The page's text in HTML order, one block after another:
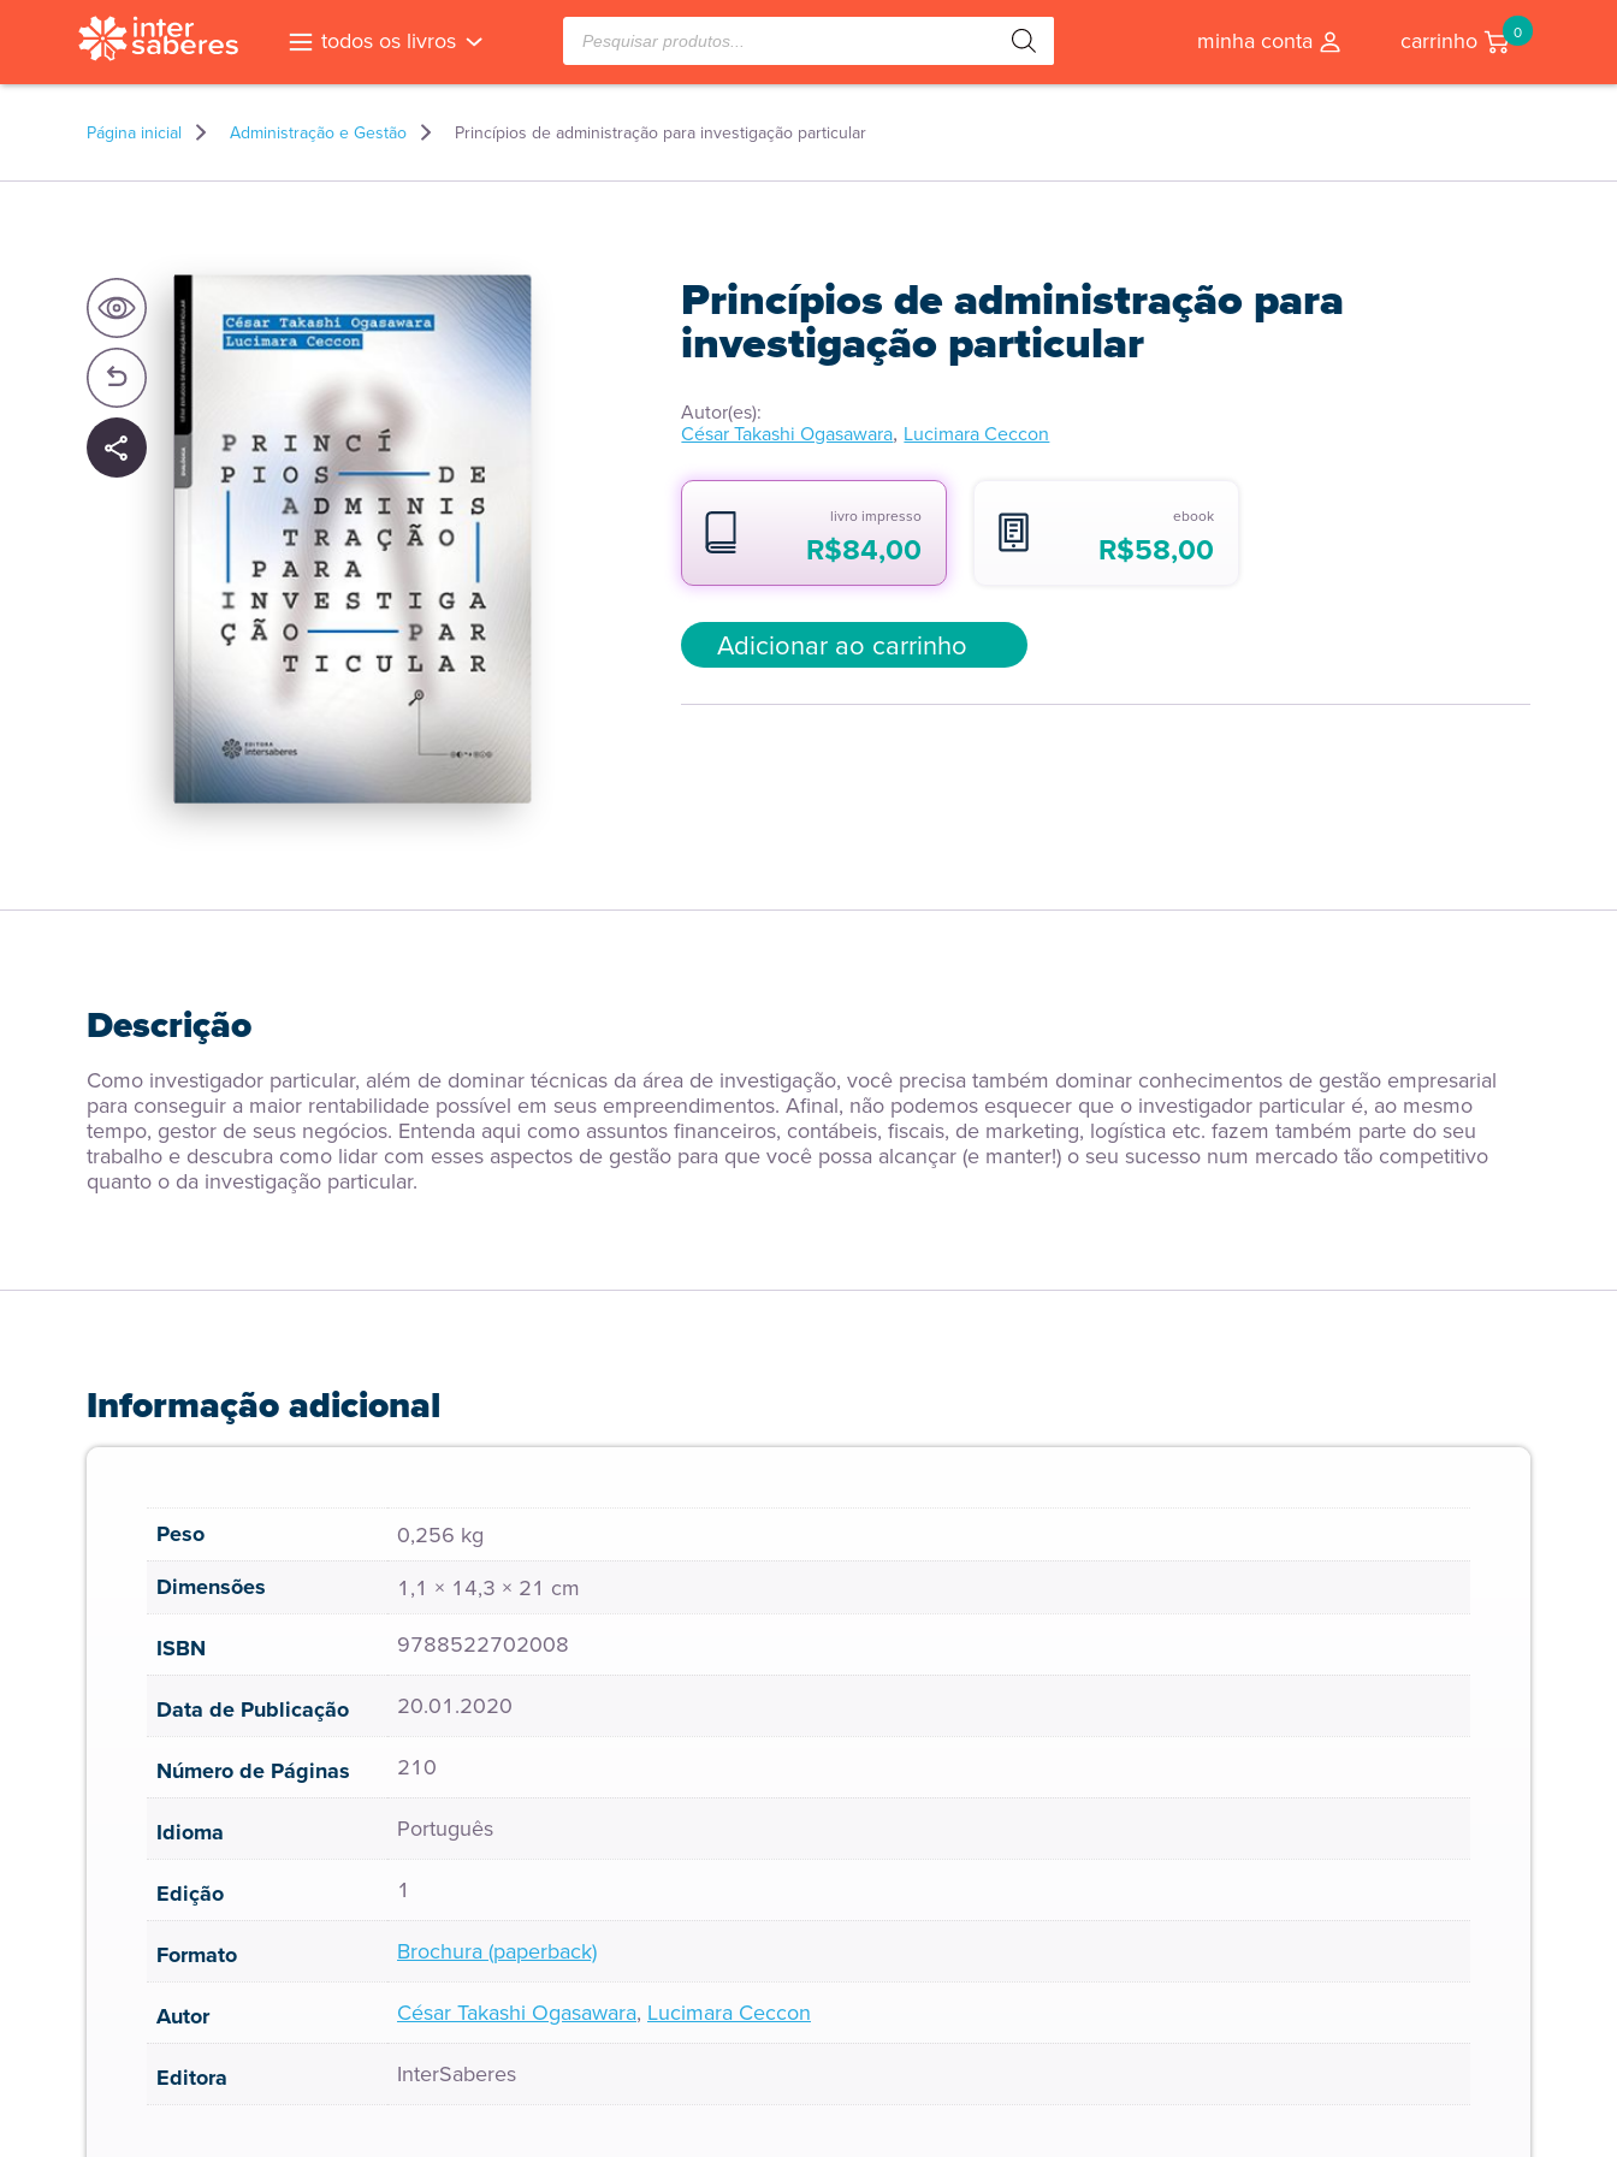
todos os livros
Pesquisar
produtos
minha conta carrinho 0
Página inicial Administração e Gestão Princípios de administração para investigação particular
Princípios de administração para
investigação particular
Autor(es):
César Takashi Ogasawara, Lucimara Ceccon
livro impresso
R$84,00
ebook
R$58,00
Adicionar ao carrinho
Descrição
Como investigador particular, além de dominar técnicas da área de investigação, você precisa também dominar conhecimentos de gestão empresarial
para conseguir a maior rentabilidade possível em seus empreendimentos. Afinal, não podemos esquecer que o investigador particular é, ao mesmo
tempo, gestor de seus negócios. Entenda aqui como assuntos financeiros, contábeis, fiscais, de marketing, logística etc. fazem também parte do seu
trabalho e descubra como lidar com esses aspectos de gestão para que você possa alcançar (e manter!) o seu sucesso num mercado tão competitivo
quanto o da investigação particular.
Informação adicional
Peso 0,256 kg
Dimensões 1,1 × 14,3 × 21 cm
ISBN 9788522702008
Data de Publicação 20.01.2020
Número de Páginas 210
Idioma Português
Edição 1
Formato Brochura (paperback)
Autor César Takashi Ogasawara, Lucimara Ceccon
Editora InterSaberes